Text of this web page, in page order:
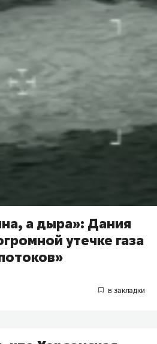
а дыра»: Дания
утечке газа